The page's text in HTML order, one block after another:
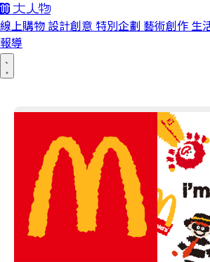
線上購物 設計創意 特別企劃 藝術創作 生
報導